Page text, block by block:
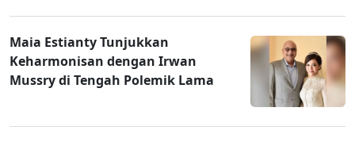
Maia Estianty Tunjukkan
Keharmonisan dengan Irwan
Mussry di Tengah Polemik Lama